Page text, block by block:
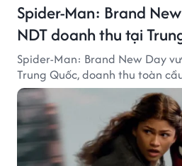
Spider-Man: Brand
NDT doanh thu tại
Spider-Man: Brand New Day
Trung Quốc, doanh thu toàn